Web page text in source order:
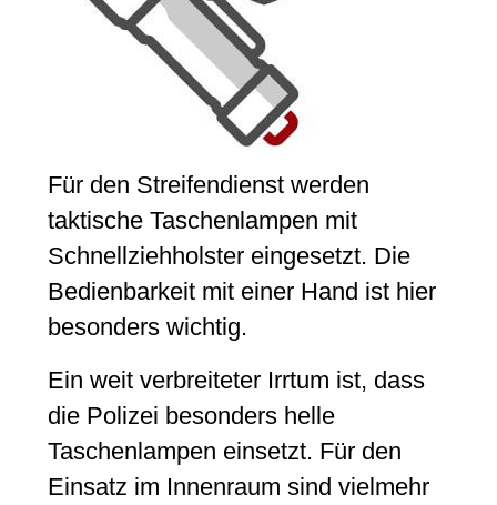
Für den Streifendienst werden
taktische Taschenlampen mit
Schnellziehholster eingesetzt. Die
Bedienbarkeit mit einer Hand ist hier
besonders wichtig.
Ein weit verbreiteter Irrtum ist, dass
die Polizei besonders helle
Taschenlampen einsetzt. Für den
Einsatz im Innenraum sind vielmehr